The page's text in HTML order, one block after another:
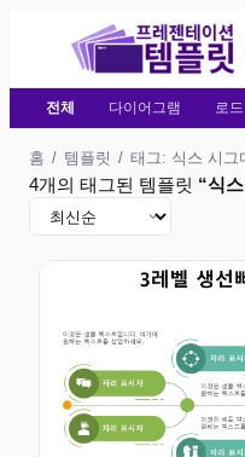
전체 다이어그램 로
홈 / 템플릿 / 태그: 식스 시그
4개의 태그된 템플릿 “식